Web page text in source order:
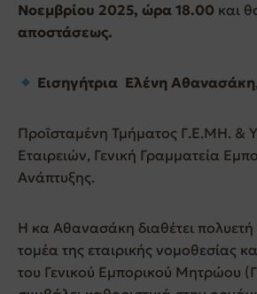
Νοεμβρίου 2025, ώρα 18.00 και
αποστάσεως.
Εισηγήτρια Ελένη Αθανασάκη
Προϊσταμένη Τμήματος Γ.Ε.ΜΗ. &
Εταιρειών, Γενική Γραμματεία
Ανάπτυξης.
Η κα Αθανασάκη διαθέτει πολυετή
τομέα της εταιρικής νομοθεσίας
του Γενικού Εμπορικού Μητρώου